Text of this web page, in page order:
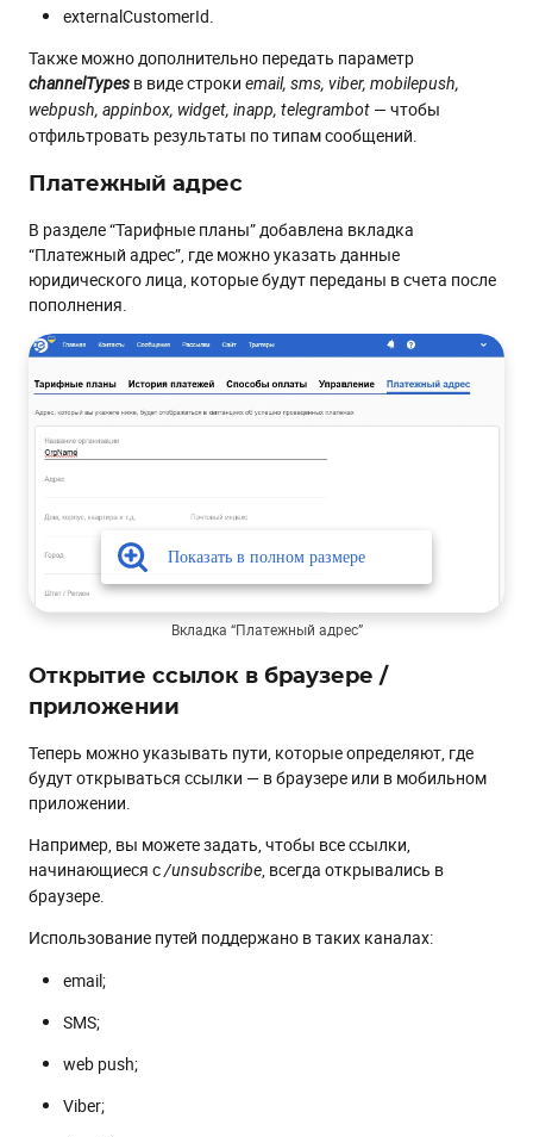
externalCustomerId.
Также можно дополнительно передать параметр
channelTypes в виде строки email, sms, viber, mobilepush,
webpush, appinbox, widget, inapp, telegrambot — чтобы
отфильтровать результаты по типам сообщений.
Платежный адрес
В разделе “Тарифные планы” добавлена вкладка
“Платежный адрес”, где можно указать данные
юридического лица, которые будут переданы в счета после
пополнения.
Вкладка “Платежный адрес”
Открытие ссылок в браузере /
приложении
Теперь можно указывать пути, которые определяют, где
будут открываться ссылки — в браузере или в мобильном
приложении.
Например, вы можете задать, чтобы все ссылки,
начинающиеся с/unsubscribe, всегда открывались в
браузере.
Использование путей поддержано в таких каналах:
email;
SMS;
web push;
Viber;